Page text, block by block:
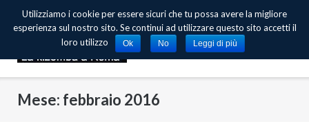
Mese: febbraio 2016
Utilizziamo i cookie per essere sicuri che tu possa avere la migliore
esperienza sul nostro sito. Se continui ad utilizzare questo sito accetti il
loro utilizzo
Ok No Leggi di più